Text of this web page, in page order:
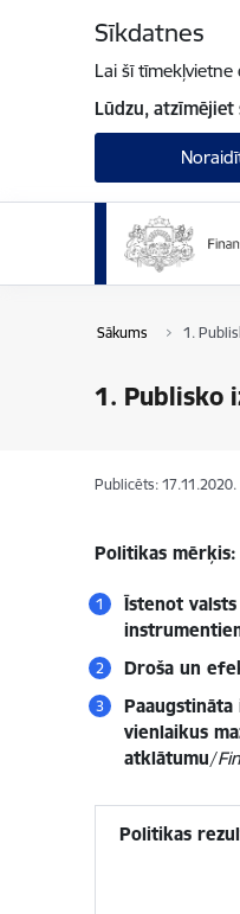
Sīkdatnes
Lai šī
Lūdzu, atzīmējiet
Sākums 1.
1. Publisko
Publicēts: 17.11.2020.
Politikas mērķis:
Īstenot
Droša un
vienlaikus
atklātumu/
Politikas